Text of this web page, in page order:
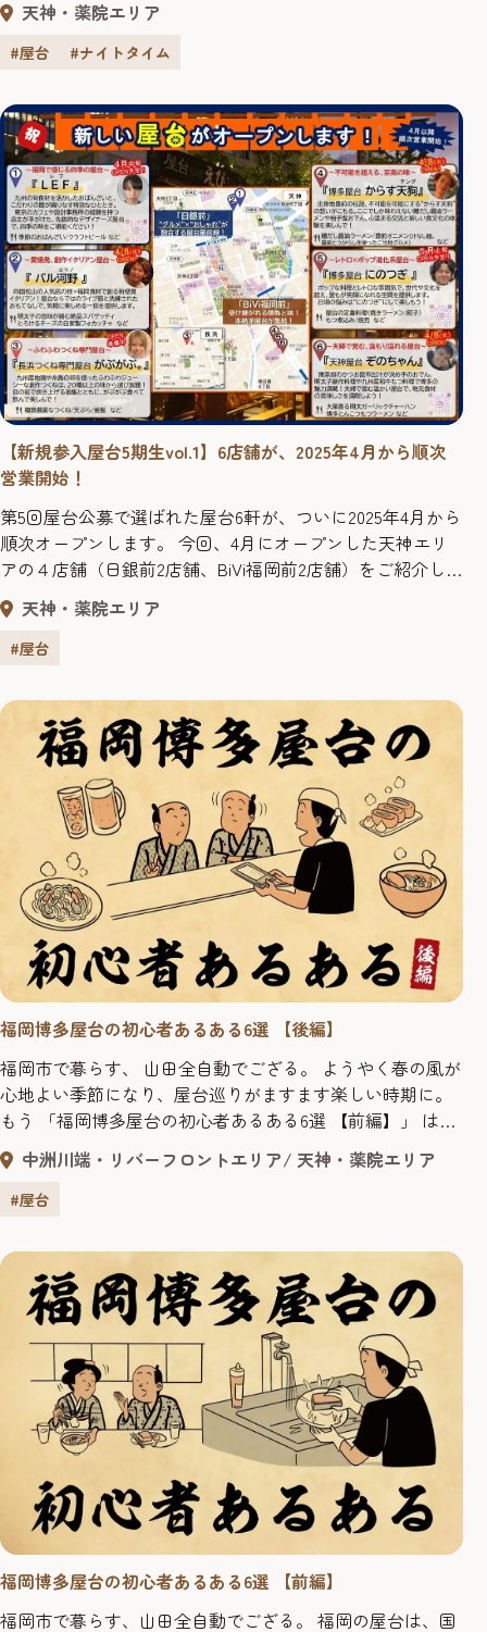
https://yokanavi.com/features/274223 学生時代の仲間同士
が繋ぐ「博多屋台 にのつぎ」 6月に渡辺通りのBiVi福岡前
天神・薬院エリア
#屋台 #ナイトタイム
【新規参入屋台5期生vol.1】6店舗が、2025年4月から順次
営業開始！
第5回屋台公募で選ばれた屋台6軒が、ついに2025年4月から
順次オープンします。 今回、4月にオープンした天神エリ
アの４店舗（日銀前2店舗、BiVi福岡前2店舗）をご紹介し
ます。 夫婦二人三脚。アットホーム屋台「天神屋台 ぞの
ちゃん」 4月にオープンした屋台、まず最初にご紹介する
のは渡辺通りの BiVi福岡前に暖簾を構える「天神屋台 ぞ
天神・薬院エリア
#屋台
福岡博多屋台の初心者あるある6選 【後編】
福岡市で暮らす、 山田全自動でござる。 ようやく春の風が
心地よい季節になり、屋台巡りがますます楽しい時期に。
もう 「福岡博多屋台の初心者あるある6選 【前編】」 は読
んでくれただろうか? 前編では、屋台に行く前に知ってい
ると、ちょっと差がつく 「屋台あるある」 を紹介したが、
まだまだ 屋台に行くのをためらっているあなたに朗報じゃ!
中洲川端・リバーフロントエリア 天神・薬院エリア
#屋台
福岡博多屋台の初心者あるある6選 【前編】
福岡市で暮らす、山田全自動でござる。 福岡の屋台は、国